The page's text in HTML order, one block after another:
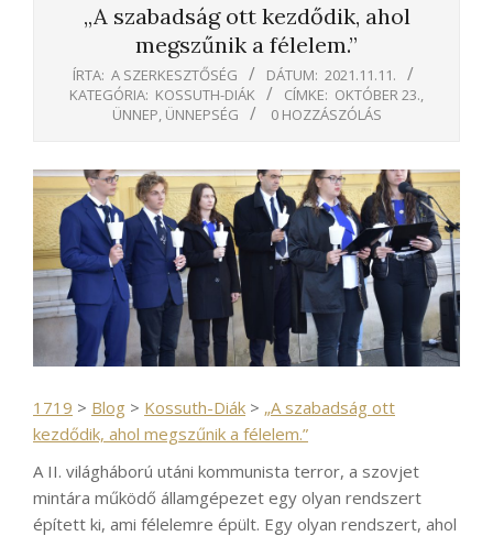
„A szabadság ott kezdődik, ahol
megszűnik a félelem.”
ÍRTA: A SZERKESZTŐSÉG DÁTUM: 2021.11.11.
KATEGÓRIA: KOSSUTH-DIÁK CÍMKE: OKTÓBER 23.,
ÜNNEP, ÜNNEPSÉG 0 HOZZÁSZÓLÁS
1719 > Blog > Kossuth-Diák > „A szabadság ott
kezdődik, ahol megszűnik a félelem.”
A II. világháború utáni kommunista terror, a szovjet
mintára működő államgépezet egy olyan rendszert
épített ki, ami félelemre épült. Egy olyan rendszert, ahol